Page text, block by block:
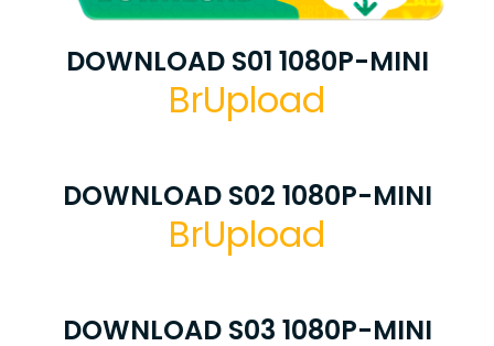
DOWNLOAD S01 1080P-MINI
BrUpload
DOWNLOAD S02 1080P-MINI
BrUpload
DOWNLOAD S03 1080P-MINI